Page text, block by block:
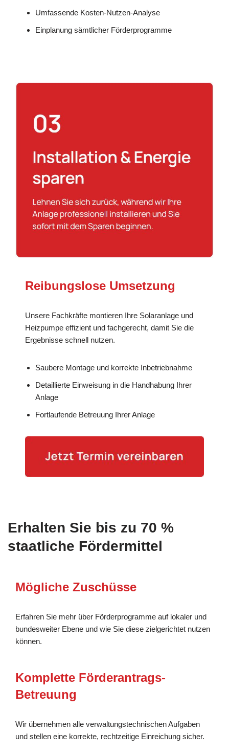
Umfassende Kosten-Nutzen-Analyse
Einplanung sämtlicher Förderprogramme
Reibungslose Umsetzung
Unsere Fachkräfte montieren Ihre Solaranlage und
Heizpumpe effizient und fachgerecht, damit Sie die
Ergebnisse schnell nutzen.
Saubere Montage und korrekte Inbetriebnahme
Detaillierte Einweisung in die Handhabung Ihrer
Anlage
Fortlaufende Betreuung Ihrer Anlage
Erhalten Sie bis zu 70 %
staatliche Fördermittel
Mögliche Zuschüsse
Erfahren Sie mehr über Förderprogramme auf lokaler und
bundesweiter Ebene und wie Sie diese zielgerichtet nutzen
können.
Komplette Förderantrags-
Betreuung
Wir übernehmen alle verwaltungstechnischen Aufgaben
und stellen eine korrekte, rechtzeitige Einreichung sicher.